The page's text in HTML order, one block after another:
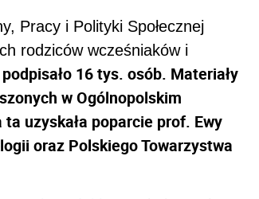
Pracy i Polityki Społecznej
rodziców wcześniaków i
16 tys. osób. Materiały
w Ogólnopolskim
uzyskała poparcie prof. Ewy
oraz Polskiego Towarzystwa